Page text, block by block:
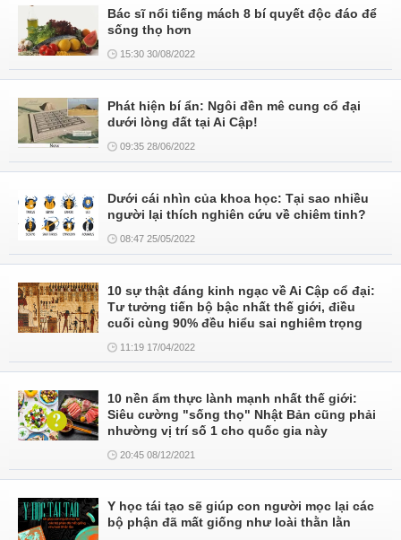
Bác sĩ nổi tiếng mách 8 bí quyết độc đáo để
sống thọ hơn
15:30 30/08/2022
Phát hiện bí ẩn: Ngôi đền mê cung cổ đại
dưới lòng đất tại Ai Cập!
09:35 28/06/2022
Dưới cái nhìn của khoa học: Tại sao nhiều
người lại thích nghiên cứu về chiêm tinh?
08:47 25/05/2022
10 sự thật đáng kinh ngạc về Ai Cập cổ đại:
Tư tưởng tiến bộ bậc nhất thế giới, điều
cuối cùng 90% đều hiểu sai nghiêm trọng
11:19 17/04/2022
10 nền ẩm thực lành mạnh nhất thế giới:
Siêu cường "sống thọ" Nhật Bản cũng phải
nhường vị trí số 1 cho quốc gia này
20:45 08/12/2021
Y học tái tạo sẽ giúp con người mọc lại các
bộ phận đã mất giống như loài thằn lằn